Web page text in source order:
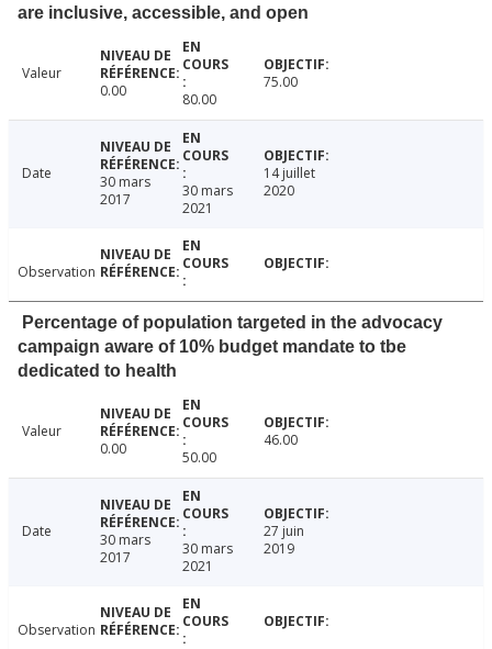
are inclusive, accessible, and open
Valeur
0.00
80.00
75.00
Date
30 mars
2017
30 mars
2021
14 juillet
2020
Observation
Percentage of population targeted in the advocacy
campaign aware of 10% budget mandate to tbe
dedicated to health
Valeur
0.00
50.00
46.00
Date
30 mars
2017
30 mars
2021
27 juin
2019
Observation